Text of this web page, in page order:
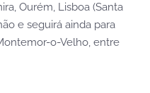
Ourém, Lisboa (Santa
e seguirá ainda para
o-Velho, entre